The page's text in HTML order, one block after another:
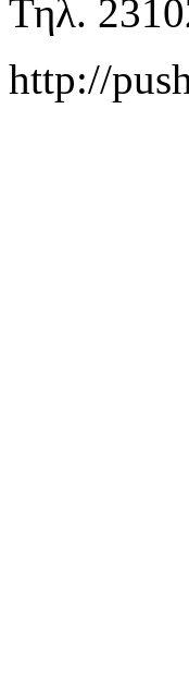
Τηλ.
http://